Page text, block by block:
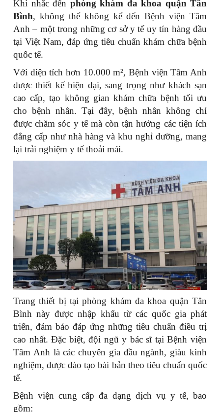
Khi nhắc đến phòng khám đa khoa quận Tân
Bình, không thể không kể đến Bệnh viện Tâm
Anh – một trong những cơ sở y tế uy tín hàng đầu
tại Việt Nam, đáp ứng tiêu chuẩn khám chữa bệnh
quốc tế.
Với diện tích hơn 10.000 m², Bệnh viện Tâm Anh
được thiết kế hiện đại, sang trọng như khách sạn
cao cấp, tạo không gian khám chữa bệnh tối ưu
cho bệnh nhân. Tại đây, bệnh nhân không chỉ
được chăm sóc y tế mà còn tận hưởng các tiện ích
đẳng cấp như nhà hàng và khu nghỉ dưỡng, mang
lại trải nghiệm y tế thoải mái.
Trang thiết bị tại phòng khám đa khoa quận Tân
Bình này được nhập khẩu từ các quốc gia phát
triển, đảm bảo đáp ứng những tiêu chuẩn điều trị
cao nhất. Đặc biệt, đội ngũ y bác sĩ tại Bệnh viện
Tâm Anh là các chuyên gia đầu ngành, giàu kinh
nghiệm, được đào tạo bài bản theo tiêu chuẩn quốc
tế.
Bệnh viện cung cấp đa dạng dịch vụ y tế, bao
gồm: